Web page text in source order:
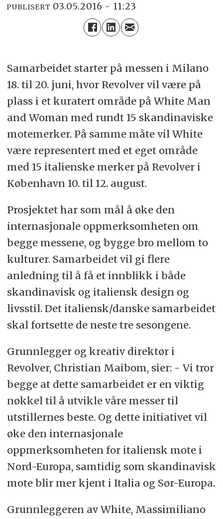
PUBLISERT 03.05.2016 - 11:23
Samarbeidet starter på messen i Milano
18. til 20. juni, hvor Revolver vil være på
plass i et kuratert område på White Man
and Woman med rundt 15 skandinaviske
motemerker. På samme måte vil White
være representert med et eget område
med 15 italienske merker på Revolver i
København 10. til 12. august.
Prosjektet har som mål å øke den
internasjonale oppmerksomheten om
begge messene, og bygge bro mellom to
kulturer. Samarbeidet vil gi flere
anledning til å få et innblikk i både
skandinavisk og italiensk design og
livsstil. Det italiensk/danske samarbeidet
skal fortsette de neste tre sesongene.
Grunnlegger og kreativ direktør i
Revolver, Christian Maibom, sier: - Vi tror
begge at dette samarbeidet er en viktig
nøkkel til å utvikle våre messer til
utstillernes beste. Og dette initiativet vil
øke den internasjonale
oppmerksomheten for italiensk mote i
Nord-Europa, samtidig som skandinavisk
mote blir mer kjent i Italia og Sør-Europa.
Grunnleggeren av White, Massimiliano